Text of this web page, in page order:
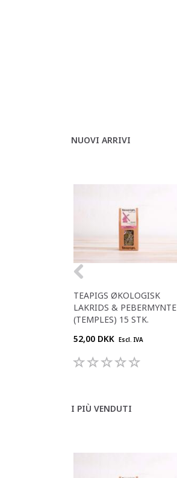
NUOVI ARRIVI
TEAPIGS ØKOLOGISK
LAKRIDS & PEBERMYNTE
(TEMPLES) 15 STK.
52,00 DKK
Escl. IVA
I PIÙ VENDUTI